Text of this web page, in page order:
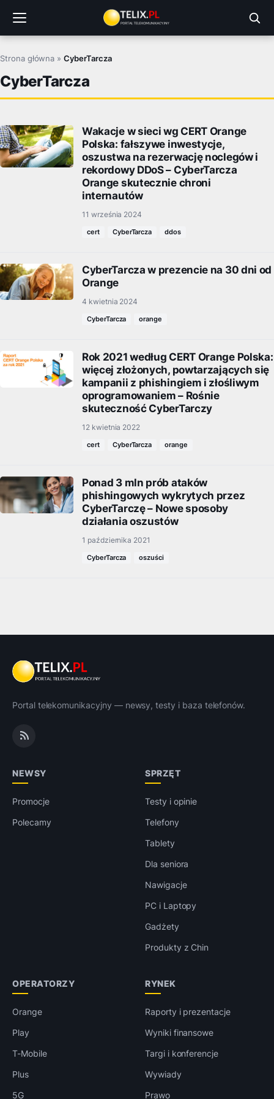
treści
Strona główna »CyberTarcza
CyberTarcza
Wakacje w sieci wg CERT Orange
Polska: fałszywe inwestycje,
oszustwa na rezerwację noclegów i
rekordowy DDoS – CyberTarcza
Orange skutecznie chroni
internautów
11 września 2024
cert CyberTarcza ddos
CyberTarcza w prezencie na 30 dni od
Orange
4 kwietnia 2024
CyberTarcza orange
Rok 2021 według CERT Orange Polska:
więcej złożonych, powtarzających się
kampanii z phishingiem i złośliwym
oprogramowaniem – Rośnie
skuteczność CyberTarczy
12 kwietnia 2022
cert CyberTarcza orange
Ponad 3 mln prób ataków
phishingowych wykrytych przez
CyberTarczę – Nowe sposoby
działania oszustów
1 października 2021
CyberTarcza oszuści
Portal telekomunikacyjny — newsy, testy i baza telefonów.
NEWSY
Promocje
Polecamy
SPRZĘT
Testy i opinie
Telefony
Tablety
Dla seniora
Nawigacje
PC i Laptopy
Gadżety
Produkty z Chin
OPERATORZY
Orange
Play
T-Mobile
Plus
5G
RYNEK
Raporty i prezentacje
Wyniki finansowe
Targi i konferencje
Wywiady
Prawo